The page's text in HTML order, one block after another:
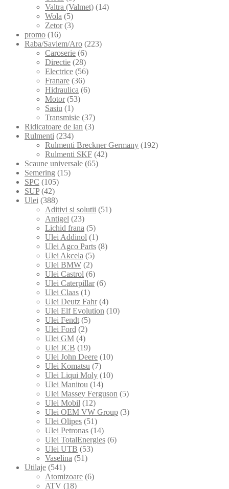
Valtra (Valmet) (14)
Wola (5)
Zetor (3)
promo (16)
Raba/Saviem/Aro (223)
Caroserie (6)
Directie (28)
Electrice (56)
Franare (36)
Hidraulica (6)
Motor (53)
Sasiu (1)
Transmisie (37)
Ridicatoare de lan (3)
Rulmenti (234)
Rulmenti Breckner Germany (192)
Rulmenti SKF (42)
Scaune universale (65)
Semering (15)
SPC (105)
SUP (42)
Ulei (388)
Aditivi si solutii (51)
Antigel (23)
Lichid frana (5)
Ulei Addinol (1)
Ulei Agco Parts (8)
Ulei Akcela (5)
Ulei BMW (2)
Ulei Castrol (6)
Ulei Caterpillar (6)
Ulei Claas (1)
Ulei Deutz Fahr (4)
Ulei Elf Evolution (10)
Ulei Fendt (5)
Ulei Ford (2)
Ulei GM (4)
Ulei JCB (19)
Ulei John Deere (10)
Ulei Komatsu (7)
Ulei Liqui Moly (10)
Ulei Manitou (14)
Ulei Massey Ferguson (5)
Ulei Mobil (12)
Ulei OEM VW Group (3)
Ulei Olipes (51)
Ulei Petronas (14)
Ulei TotalEnergies (6)
Ulei UTB (53)
Vaselina (51)
Utilaje (541)
Atomizoare (6)
ATV (18)